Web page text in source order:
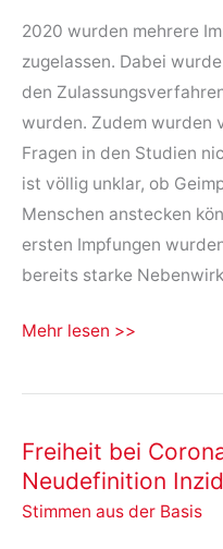
2020 wurden mehrere
zugelassen. Dabei
den
wurden. Zudem wurden
Fragen in den Studien
ist völlig unklar, ob
Menschen anstecken
ersten Impfungen
bereits starke
Unsere
zum
Impfung
gegen
Covid-
Mehr lesen >>
Freiheit bei
Neudefinition
Stimmen aus der Basis